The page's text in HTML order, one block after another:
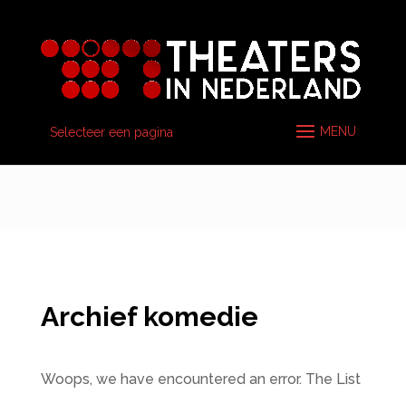
Selecteer een pagina
Archief komedie
Woops, we have encountered an error. The List